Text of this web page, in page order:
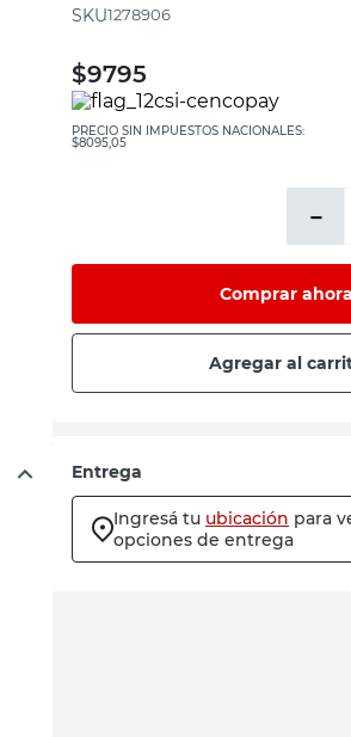
:1278906
$9795
PRECIO SIN IMPUESTOS NACIONALES:
$8095,05
－
Comprar ahora
Agregar al
Entrega
Ingresá tu ubicación para
opciones de entrega